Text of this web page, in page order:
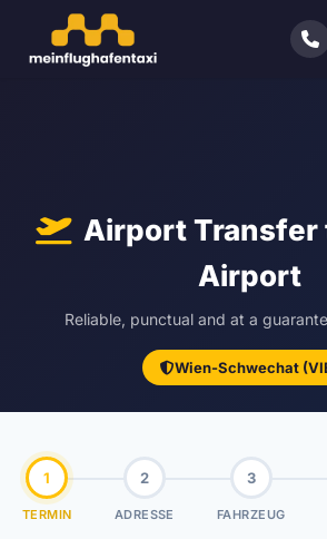
Airport Transfer
Airport
Reliable, punctual and at a
Wien-Schwechat
1
TERMIN
2
ADRESSE
3
FAHRZEUG